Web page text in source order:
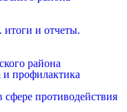
и отчеты.
района
и профилактика
противодействия